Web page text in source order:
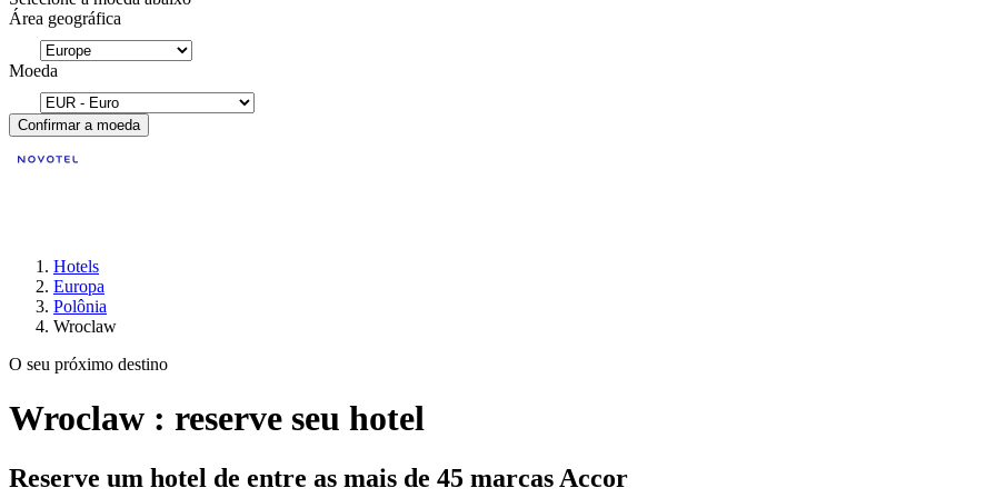
Área geográfica
Moeda
Confirmar a moeda
Hotels
Europa
Polônia
Wroclaw
O seu próximo destino
Wroclaw : reserve seu hotel
Reserve um hotel de entre as mais de 45 marcas Accor